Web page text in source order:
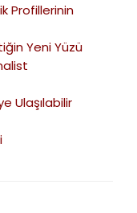
Profillerinin
Yeni Yüzü
Ulaşılabilir